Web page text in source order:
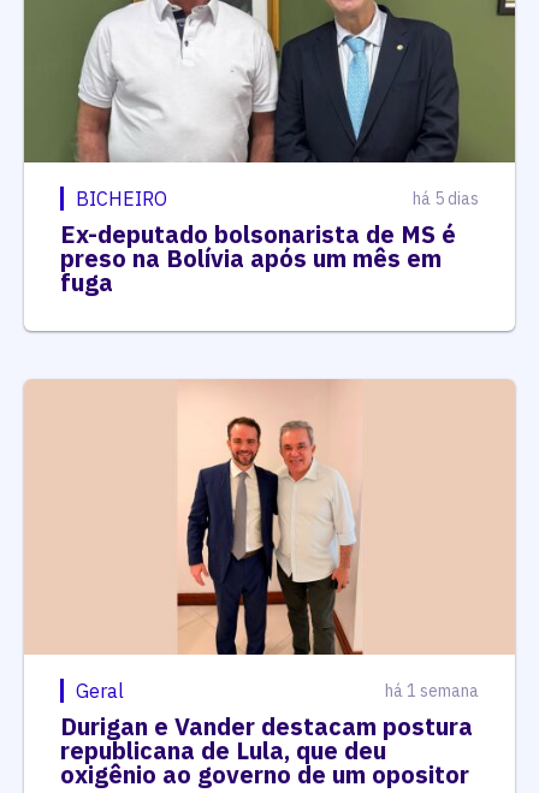
BICHEIRO há 5 dias
Ex-deputado bolsonarista de MS é
preso na Bolívia após um mês em
fuga
Geral há 1 semana
Durigan e Vander destacam postura
republicana de Lula, que deu
oxigênio ao governo de um opositor